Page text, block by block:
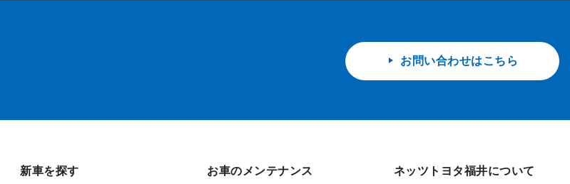
お問い合わせはこちら
新車を探す お車のメンテナンス ネッツトヨタ福井について